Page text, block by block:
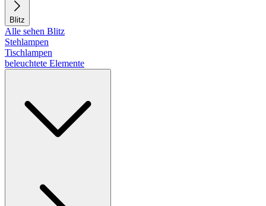
Blitz
Alle sehen Blitz
Stehlampen
Tischlampen
beleuchtete Elemente